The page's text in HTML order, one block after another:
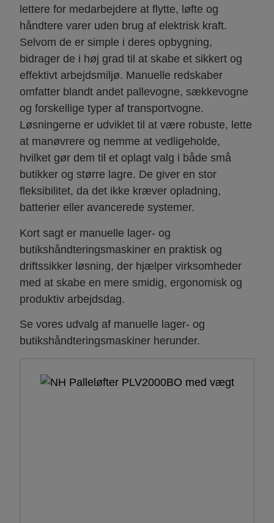
lettere for medarbejdere at flytte, løfte og
håndtere varer uden brug af elektrisk kraft.
Selvom de er simple i deres opbygning,
bidrager de i høj grad til at skabe et sikkert og
effektivt arbejdsmiljø. Manuelle redskaber
omfatter blandt andet pallevogne, sækkevogne
og forskellige typer af transportvogne.
Løsningerne er udviklet til at være robuste, lette
at manøvrere og nemme at vedligeholde,
hvilket gør dem til et oplagt valg i både små
butikker og større lagre. De giver en stor
fleksibilitet, da det ikke kræver opladning,
batterier eller avancerede systemer.
Kort sagt er manuelle lager- og
butikshåndteringsmaskiner en praktisk og
driftssikker løsning, der hjælper virksomheder
med at skabe en mere smidig, ergonomisk og
produktiv arbejdsdag.
Se vores udvalg af manuelle lager- og
butikshåndteringsmaskiner herunder.